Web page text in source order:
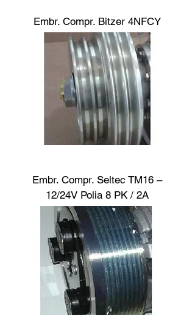
Embr. Compr. Bitzer 4NFCY
Embr. Compr. Seltec TM16 –
12/24V Polia 8 PK / 2A